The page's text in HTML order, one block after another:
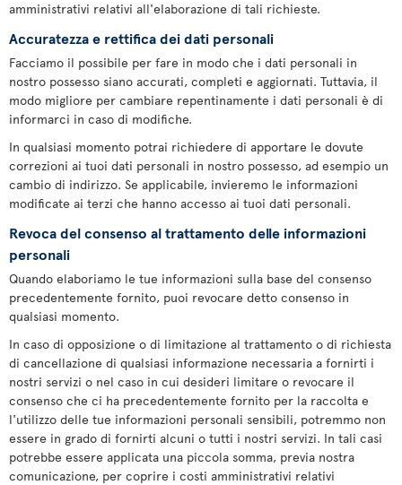
amministrativi relativi all'elaborazione di tali richieste.
Accuratezza e rettifica dei dati personali
Facciamo il possibile per fare in modo che i dati personali in
nostro possesso siano accurati, completi e aggiornati. Tuttavia, il
modo migliore per cambiare repentinamente i dati personali è di
informarci in caso di modifiche.
In qualsiasi momento potrai richiedere di apportare le dovute
correzioni ai tuoi dati personali in nostro possesso, ad esempio un
cambio di indirizzo. Se applicabile, invieremo le informazioni
modificate ai terzi che hanno accesso ai tuoi dati personali.
Revoca del consenso al trattamento delle informazioni
personali
Quando elaboriamo le tue informazioni sulla base del consenso
precedentemente fornito, puoi revocare detto consenso in
qualsiasi momento.
In caso di opposizione o di limitazione al trattamento o di richiesta
di cancellazione di qualsiasi informazione necessaria a fornirti i
nostri servizi o nel caso in cui desideri limitare o revocare il
consenso che ci ha precedentemente fornito per la raccolta e
l'utilizzo delle tue informazioni personali sensibili, potremmo non
essere in grado di fornirti alcuni o tutti i nostri servizi. In tali casi
potrebbe essere applicata una piccola somma, previa nostra
comunicazione, per coprire i costi amministrativi relativi